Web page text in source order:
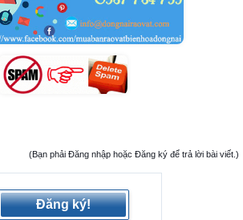
(Bạn phải Đăng nhập hoặc Đăng ký để trả lời bài viết.)
Đăng ký!